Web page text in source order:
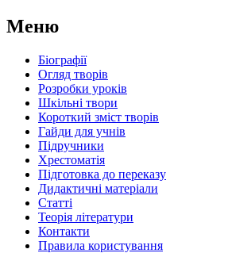
Меню
Біографії
Огляд творів
Розробки уроків
Шкільні твори
Короткий зміст творів
Гайди для учнів
Підручники
Хрестоматія
Підготовка до переказу
Дидактичні матеріали
Статті
Теорія літератури
Контакти
Правила користування